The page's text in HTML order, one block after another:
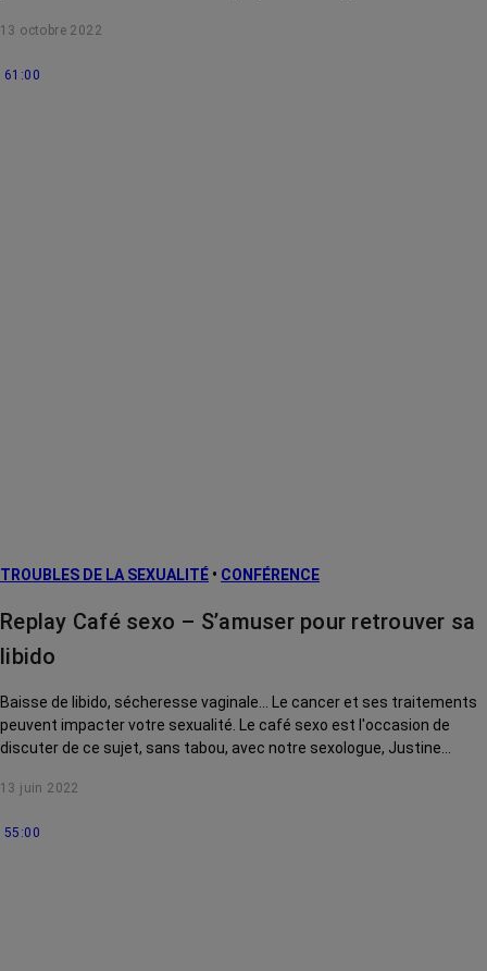
13 octobre 2022
61:00
TROUBLES DE LA SEXUALITÉ • CONFÉRENCE
Replay Café sexo – S’amuser pour retrouver sa
libido
Baisse de libido, sécheresse vaginale... Le cancer et ses traitements
peuvent impacter votre sexualité. Le café sexo est l'occasion de
discuter de ce sujet, sans tabou, avec notre sexologue, Justine
13 juin 2022
55:00